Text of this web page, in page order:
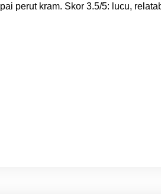
perut kram. Skor 3.5/5: lucu,